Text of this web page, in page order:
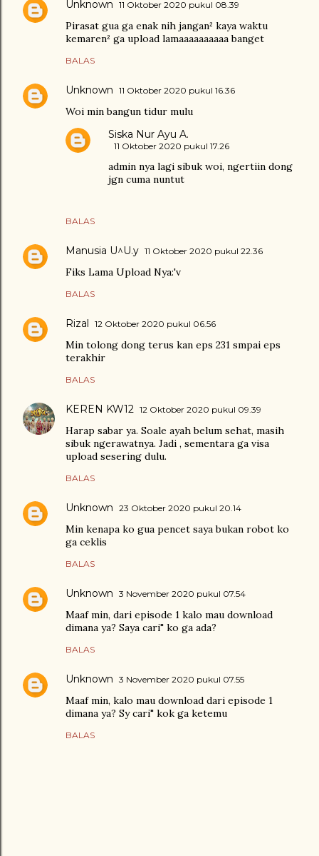
Unknown 11 Oktober 2020 pukul 08.39
Pirasat gua ga enak nih jangan² kaya waktu
kemaren² ga upload lamaaaaaaaaaa banget
BALAS
Unknown 11 Oktober 2020 pukul 16.36
Woi min bangun tidur mulu
BALAS
Siska Nur Ayu A.
11 Oktober 2020 pukul 17.26
admin nya lagi sibuk woi, ngertiin dong
jgn cuma nuntut
Manusia U^U.y 11 Oktober 2020 pukul 22.36
Fiks Lama Upload Nya:'v
BALAS
Rizal 12 Oktober 2020 pukul 06.56
Min tolong dong terus kan eps 231 smpai eps
terakhir
BALAS
KEREN KW12 12 Oktober 2020 pukul 09.39
Harap sabar ya. Soale ayah belum sehat, masih
sibuk ngerawatnya. Jadi , sementara ga visa
upload sesering dulu.
BALAS
Unknown 23 Oktober 2020 pukul 20.14
Min kenapa ko gua pencet saya bukan robot ko
ga ceklis
BALAS
Unknown 3 November 2020 pukul 07.54
Maaf min, dari episode 1 kalo mau download
dimana ya? Saya cari" ko ga ada?
BALAS
Unknown 3 November 2020 pukul 07.55
Maaf min, kalo mau download dari episode 1
dimana ya? Sy cari" kok ga ketemu
BALAS